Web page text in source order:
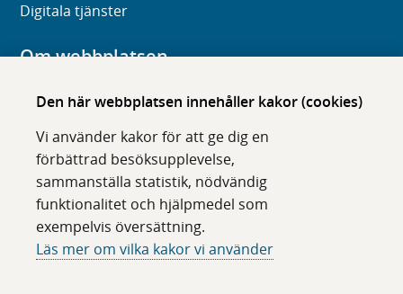
Den här webbplatsen innehåller kakor (cookies)
Vi använder kakor för att ge dig en
förbättrad besöksupplevelse,
sammanställa statistik, nödvändig
funktionalitet och hjälpmedel som
exempelvis översättning.
Läs mer om vilka kakor vi använder
Digitala tjänster
Om webbplatsen
Om karolinska.se
Tillgänglighet
Om cookies
Följ oss i sociala medier